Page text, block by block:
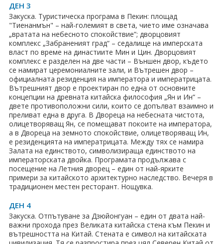
Хотели в България
Хотели в чужбина
ЕЗИКОВО УЧИЛИЩЕ
SUMMER ENGLISH TALENTS ACADEMY
ВХОД ЗА АГЕНТИ
ДЕН 3
Закуска. Туристическа програма в Пекин: площад
"Тиенанмън" – най-големият в света, чието име означава
„вратата на небесното спокойствие”; дворцовият
комплекс „Забраненият град“ – седалище на имперската
власт по време на династиите Мин и Цин. Дворцовият
комплекс е разделен на две части – Външен двор, където
се намират церемониалните зали, и Вътрешен двор –
официалната резиденция на императора и императрицата.
Вътрешният двор е проектиран по една от основните
концепции на древната китайска философия „Ян и Ин“ –
двете противоположни сили, които се допълват взаимно и
преливат една в друга. В Двореца на небесната чистота,
олицетворяващ Ян, се помещават покоите на императора,
а в Двореца на земното спокойствие, олицетворяващ Ин,
е резиденцията на императрицата. Между тях се намира
Залата на единството, символизираща единството на
императорската двойка. Програмата продължава с
посещение на Летния дворец – един от най-ярките
примери за китайското архитектурно наследство. Вечеря в
традиционен местен ресторант. Нощувка.
ДЕН 4
Закуска. Отпътуване за Дзюйонгуан – един от двата най-
важни прохода през Великата китайска стена към Пекин и
вътрешността на Китай. Стената е символ на китайската